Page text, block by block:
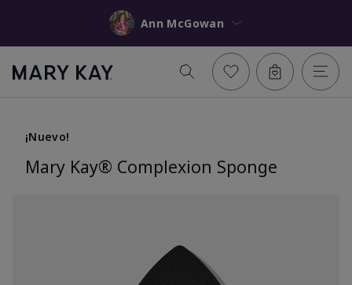
Ann McGowan
¡Nuevo!
Mary Kay® Complexion Sponge